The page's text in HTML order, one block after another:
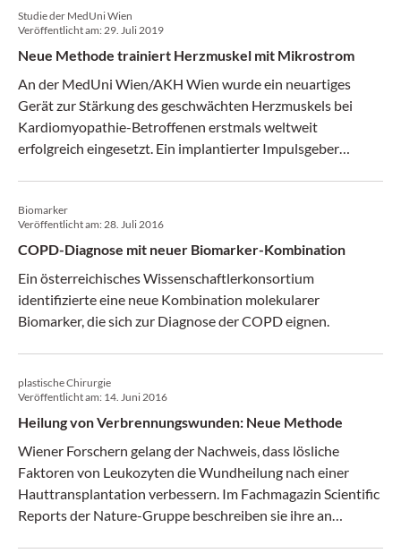
der Vorsitzende der Session "Best gescorte Abstracts mit
Diskussion - Translationale Forschung" ein persönliches
Highlight-Abstract.
Studie der MedUni Wien
Veröffentlicht am:29. Juli 2019
Neue Methode trainiert Herzmuskel mit Mikrostrom
An der MedUni Wien/AKH Wien wurde ein neuartiges
Gerät zur Stärkung des geschwächten Herzmuskels bei
Kardiomyopathie-Betroffenen erstmals weltweit
erfolgreich eingesetzt. Ein implantierter Impulsgeber
Biomarker
Veröffentlicht am:28. Juli 2016
COPD-Diagnose mit neuer Biomarker-Kombination
Ein österreichisches Wissenschaftlerkonsortium
identifizierte eine neue Kombination molekularer
Biomarker, die sich zur Diagnose der COPD eignen.
plastische Chirurgie
Veröffentlicht am: 14. Juni 2016
Heilung von Verbrennungswunden: Neue Methode
Wiener Forschern gelang der Nachweis, dass lösliche
Faktoren von Leukozyten die Wundheilung nach einer
Hauttransplantation verbessern. Im Fachmagazin Scientific
Reports der Nature-Gruppe beschreiben sie ihre an